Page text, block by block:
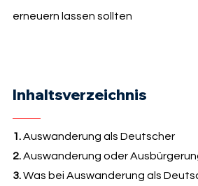
erneuern lassen sollten
Inhaltsverzeichnis
1.Auswanderung als Deutscher
2.Auswanderung oder
3.Was bei Auswanderung als